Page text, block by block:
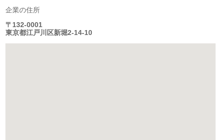
企業の住所
〒132-0001
東京都江戸川区新堀2-14-10